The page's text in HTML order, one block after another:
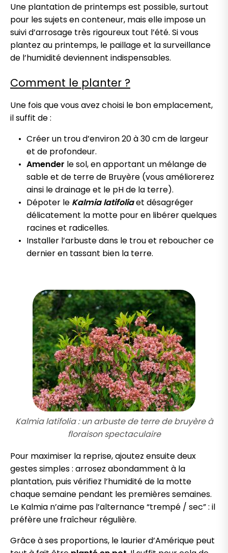
Une plantation de printemps est possible, surtout
pour les sujets en conteneur, mais elle impose un
suivi d’arrosage très rigoureux tout l’été. Si vous
plantez au printemps, le paillage et la surveillance
de l’humidité deviennent indispensables.
Comment le planter ?
Une fois que vous avez choisi le bon emplacement,
il suffit de :
Créer un trou d’environ 20 à 30 cm de largeur
et de profondeur.
Amender le sol, en apportant un mélange de
sable et de terre de Bruyère (vous améliorerez
ainsi le drainage et le pH de la terre).
Dépoter le Kalmia latifoliaet désagréger
délicatement la motte pour en libérer quelques
racines et radicelles.
Installer l’arbuste dans le trou et reboucher ce
dernier en tassant bien la terre.
Kalmia latifolia : un arbuste de terre de bruyère à
floraison spectaculaire
Pour maximiser la reprise, ajoutez ensuite deux
gestes simples : arrosez abondamment à la
plantation, puis vérifiez l’humidité de la motte
chaque semaine pendant les premières semaines.
Le Kalmia n’aime pas l’alternance “trempé / sec” : il
préfère une fraîcheur régulière.
Grâce à ses proportions, le laurier d’Amérique peut